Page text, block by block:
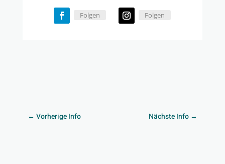
Folgen Folgen
← Vorherige Info Nächste Info →